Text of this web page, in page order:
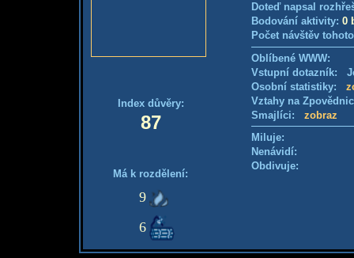
Index důvěry:
87
Má k rozdělení:
9
6
Doteď napsal
Bodování aktivity: 0
Počet návštěv
Oblíbené WWW:
Vstupní dotazník:
Osobní statistiky:
Vztahy na
Smajlíci: zobraz
Miluje:
Nenávidí:
Obdivuje: